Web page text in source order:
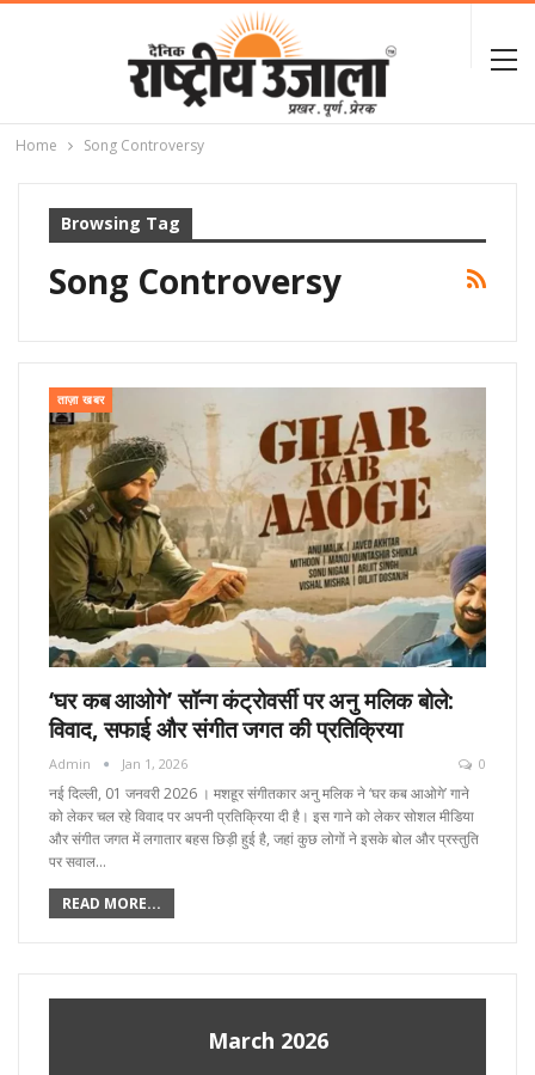
Home Song Controversy
Browsing Tag
Song Controversy
ताज़ा खबर
‘घर कब आओगे’ सॉन्ग कंट्रोवर्सी पर अनु मलिक बोले:
विवाद, सफाई और संगीत जगत की प्रतिक्रिया
Admin Jan 1, 2026 0
नई दिल्ली, 01 जनवरी 2026 । मशहूर संगीतकार अनु मलिक ने ‘घर कब आओगे’ गाने
को लेकर चल रहे विवाद पर अपनी प्रतिक्रिया दी है। इस गाने को लेकर सोशल मीडिया
और संगीत जगत में लगातार बहस छिड़ी हुई है, जहां कुछ लोगों ने इसके बोल और प्रस्तुति
पर सवाल…
READ MORE...
March 2026